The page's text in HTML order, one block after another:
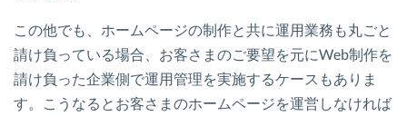
この他でも、ホームページの制作と共に運用業務も丸ごと
請け負っている場合、お客さまのご要望を元にWeb制作を
請け負った企業側で運用管理を実施するケースもありま
す。こうなるとお客さまのホームページを運営しなければ